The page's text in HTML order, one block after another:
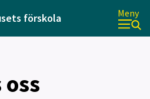
förskola Meny